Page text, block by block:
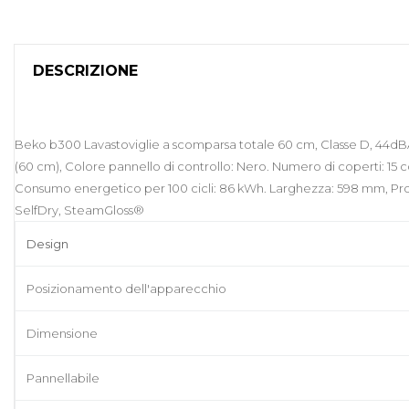
DESCRIZIONE
Beko b300 Lavastoviglie a scomparsa totale 60 cm, Classe D,
(60 cm), Colore pannello di controllo: Nero. Numero di coperti: 15
Consumo energetico per 100 cicli: 86 kWh. Larghezza: 598 mm,
SelfDry, SteamGloss®
Design
Posizionamento dell'apparecchio
Dimensione
Pannellabile